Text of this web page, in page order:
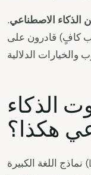
الاصطناعي.
كافٍ) قادرون على
الذكاء
هكذا؟
نماذج اللغة الكبيرة (LLMs) هي توزيعات احتمالية تتعلم من